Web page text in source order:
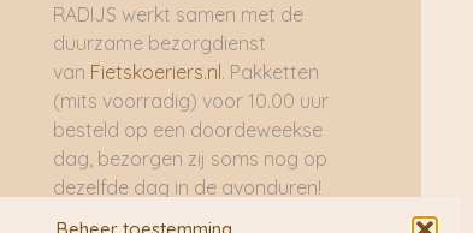
RADIJS werkt samen met de
duurzame bezorgdienst
van Fietskoeriers.nl . Pakketten
(mits voorradig) voor 10.00 uur
besteld op een doordeweekse
dag, bezorgen zij soms nog op
dezelfde dag in de avonduren!
Brievenbuspakjes de volgende